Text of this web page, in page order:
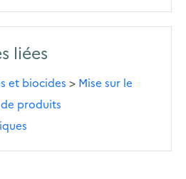
liées
et biocides > Mise sur le
produits